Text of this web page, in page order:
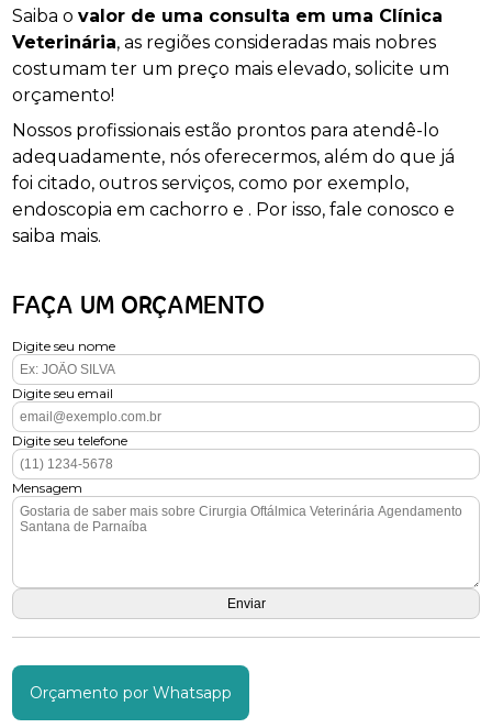
Saiba ovalor de uma consulta em uma Clínica
Veterinária, as regiões consideradas mais nobres
costumam ter um preço mais elevado, solicite um
orçamento!
Nossos profissionais estão prontos para atendê-lo
adequadamente, nós oferecermos, além do que já
foi citado, outros serviços, como por exemplo,
endoscopia em cachorro e . Por isso, fale conosco e
saiba mais.
FAÇA UM ORÇAMENTO
Digite seu nome
Digite seu email
Digite seu telefone
Mensagem
Orçamento por Whatsapp